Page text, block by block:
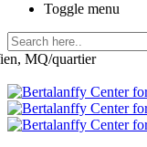
Toggle menu
MQ/quartier